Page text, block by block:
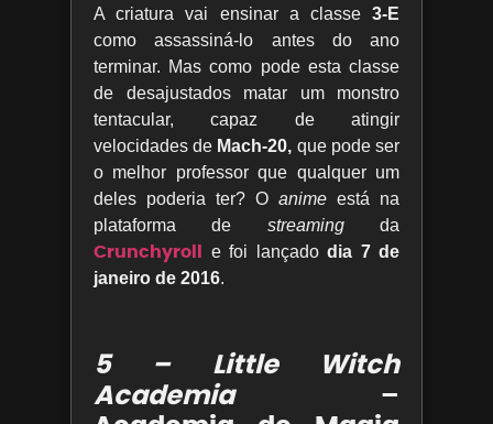
A criatura vai ensinar a classe3-E
como assassiná-lo antes do ano
terminar. Mas como pode esta classe
de desajustados matar um monstro
tentacular, capaz de atingir
velocidades de Mach-20, que pode ser
o melhor professor que qualquer um
deles poderia ter? O anime está na
plataforma de streamingda
Crunchyroll e foi lançado dia 7 de
janeiro de 2016.
5 – Little Witch
Academia–